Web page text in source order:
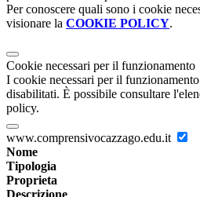
Per conoscere quali sono i cookie
visionare la COOKIE POLICY.
Cookie necessari per il funzionamento
I cookie necessari per il
disabilitati. È possibile consultare
policy.
www.comprensivocazzago.edu.it
Nome
Tipologia
Proprieta
Descrizione